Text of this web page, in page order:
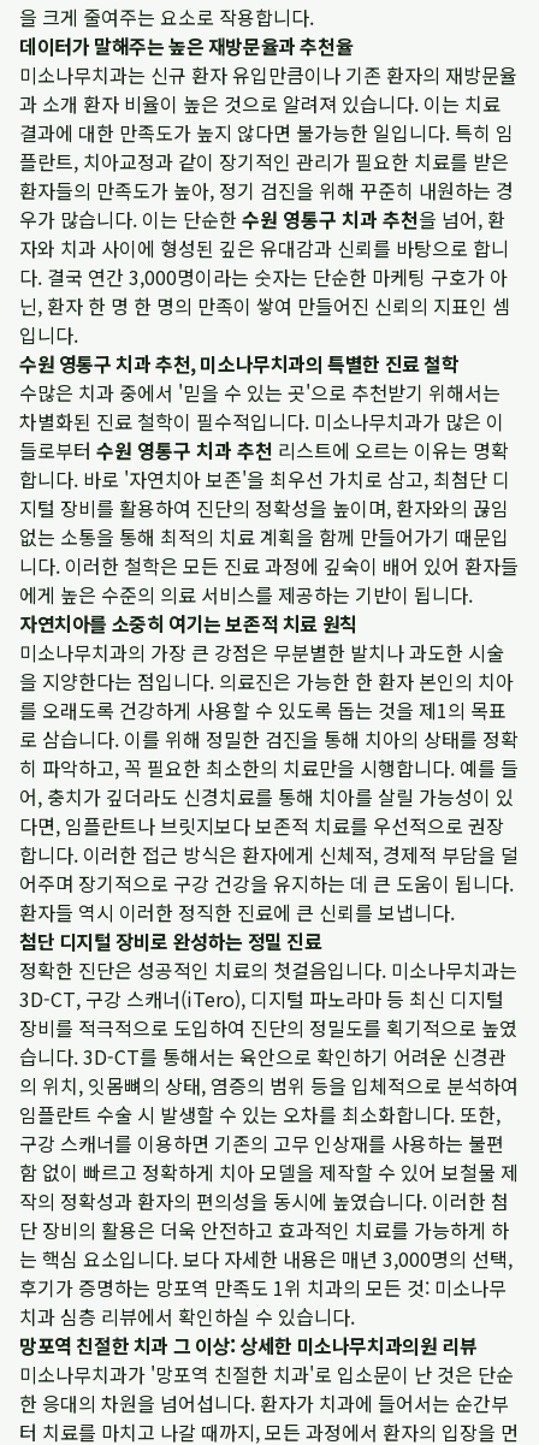
을 크게 줄여주는 요소로 작용합니다.
데이터가 말해주는 높은 재방문율과 추천율
미소나무치과는 신규 환자 유입만큼이나 기존 환자의 재방문율
과 소개 환자 비율이 높은 것으로 알려져 있습니다. 이는 치료
결과에 대한 만족도가 높지 않다면 불가능한 일입니다. 특히 임
플란트, 치아교정과 같이 장기적인 관리가 필요한 치료를 받은
환자들의 만족도가 높아, 정기 검진을 위해 꾸준히 내원하는 경
우가 많습니다. 이는 단순한수원 영통구 치과 추천을 넘어, 환
자와 치과 사이에 형성된 깊은 유대감과 신뢰를 바탕으로 합니
다. 결국 연간 3,000명이라는 숫자는 단순한 마케팅 구호가 아
닌, 환자 한 명 한 명의 만족이 쌓여 만들어진 신뢰의 지표인 셈
입니다.
수원 영통구 치과 추천, 미소나무치과의 특별한 진료 철학
수많은 치과 중에서 '믿을 수 있는 곳'으로 추천받기 위해서는
차별화된 진료 철학이 필수적입니다. 미소나무치과가 많은 이
들로부터 수원 영통구 치과 추천 리스트에 오르는 이유는 명확
합니다. 바로 '자연치아 보존'을 최우선 가치로 삼고, 최첨단 디
지털 장비를 활용하여 진단의 정확성을 높이며, 환자와의 끊임
없는 소통을 통해 최적의 치료 계획을 함께 만들어가기 때문입
니다. 이러한 철학은 모든 진료 과정에 깊숙이 배어 있어 환자들
에게 높은 수준의 의료 서비스를 제공하는 기반이 됩니다.
자연치아를 소중히 여기는 보존적 치료 원칙
미소나무치과의 가장 큰 강점은 무분별한 발치나 과도한 시술
을 지양한다는 점입니다. 의료진은 가능한 한 환자 본인의 치아
를 오래도록 건강하게 사용할 수 있도록 돕는 것을 제1의 목표
로 삼습니다. 이를 위해 정밀한 검진을 통해 치아의 상태를 정확
히 파악하고, 꼭 필요한 최소한의 치료만을 시행합니다. 예를 들
어, 충치가 깊더라도 신경치료를 통해 치아를 살릴 가능성이 있
다면, 임플란트나 브릿지보다 보존적 치료를 우선적으로 권장
합니다. 이러한 접근 방식은 환자에게 신체적, 경제적 부담을 덜
어주며 장기적으로 구강 건강을 유지하는 데 큰 도움이 됩니다.
환자들 역시 이러한 정직한 진료에 큰 신뢰를 보냅니다.
첨단 디지털 장비로 완성하는 정밀 진료
정확한 진단은 성공적인 치료의 첫걸음입니다. 미소나무치과는
3D-CT, 구강 스캐너(iTero), 디지털 파노라마 등 최신 디지털
장비를 적극적으로 도입하여 진단의 정밀도를 획기적으로 높였
습니다. 3D-CT를 통해서는 육안으로 확인하기 어려운 신경관
의 위치, 잇몸뼈의 상태, 염증의 범위 등을 입체적으로 분석하여
임플란트 수술 시 발생할 수 있는 오차를 최소화합니다. 또한,
구강 스캐너를 이용하면 기존의 고무 인상재를 사용하는 불편
함 없이 빠르고 정확하게 치아 모델을 제작할 수 있어 보철물 제
작의 정확성과 환자의 편의성을 동시에 높였습니다. 이러한 첨
단 장비의 활용은 더욱 안전하고 효과적인 치료를 가능하게 하
는 핵심 요소입니다. 보다 자세한 내용은 매년 3,000명의 선택,
후기가 증명하는 망포역 만족도 1위 치과의 모든 것: 미소나무
치과 심층 리뷰에서 확인하실 수 있습니다.
망포역 친절한 치과 그 이상: 상세한 미소나무치과의원 리뷰
미소나무치과가 '망포역 친절한 치과'로 입소문이 난 것은 단순
한 응대의 차원을 넘어섭니다. 환자가 치과에 들어서는 순간부
터 치료를 마치고 나갈 때까지, 모든 과정에서 환자의 입장을 먼